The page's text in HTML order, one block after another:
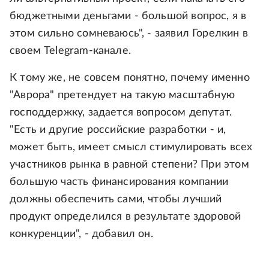
бюджетными деньгами - большой вопрос, я в
этом сильно сомневаюсь", - заявил Горелкин в
своем Telegram-канале.
К тому же, не совсем понятно, почему именно
"Аврора" претендует на такую масштабную
господдержку, задается вопросом депутат.
"Есть и другие российские разработки - и,
может быть, имеет смысл стимулировать всех
участников рынка в равной степени? При этом
большую часть финансирования компании
должны обеспечить сами, чтобы лучший
продукт определился в результате здоровой
конкуренции", - добавил он.